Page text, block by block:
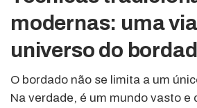
modernas: uma
universo do
O bordado não se limita a um
Na verdade, é um mundo vasto e